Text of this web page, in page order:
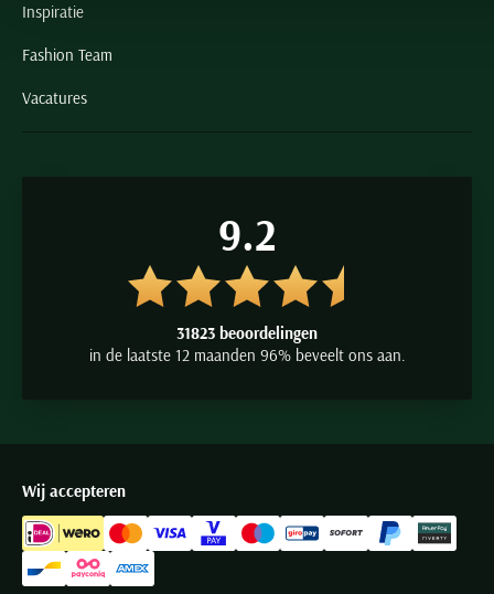
Inspiratie
Fashion Team
Vacatures
9.2
31823 beoordelingen
in de laatste 12 maanden 96% beveelt ons aan.
Wij accepteren